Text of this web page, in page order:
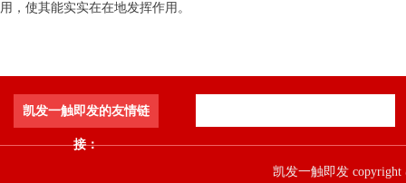
用，使其能实实在在地发挥作用。
凯发一触即发的友情链
接：
凯发一触即发